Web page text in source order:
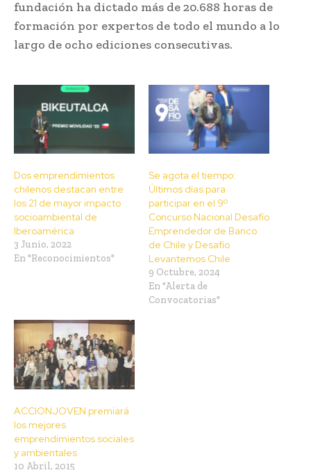
fundación ha dictado más de 20.688 horas de
formación por expertos de todo el mundo a lo
largo de ocho ediciones consecutivas.
Dos emprendimientos
chilenos destacan entre
los 21 de mayor impacto
socioambiental de
Iberoamérica
3 Junio, 2022
En "Reconocimientos"
Se agota el tiempo:
Últimos días para
participar en el 9º
Concurso Nacional Desafío
Emprendedor de Banco
de Chile y Desafío
Levantemos Chile
9 Octubre, 2024
En "Alerta de
Convocatorias"
ACCIONJOVEN premiará
los mejores
emprendimientos sociales
y ambientales
10 Abril, 2015